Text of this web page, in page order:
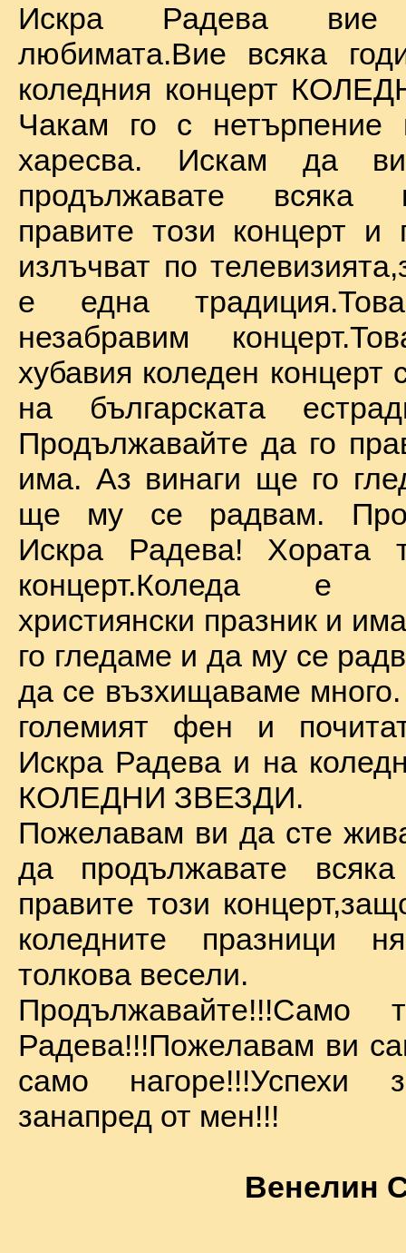
Искра Радева
любимата.Вие всяка
коледния концерт
Чакам го с
харесва. Искам да
продължавате всяка
правите този концерт и
излъчват по
е една
незабравим
хубавия коледен концерт
на българската
Продължавайте да го
има. Аз винаги ще го
ще му се радвам.
Искра Радева! Хората
концерт.Коледа е
християнски празник и
го гледаме и да му се
да се възхищаваме
големият фен и
Искра Радева и на
КОЛЕДНИ ЗВЕЗДИ.
Пожелавам ви да сте
да продължавате
правите този
коледните празници
толкова весели.
Продължавайте!!!Само
Радева!!!Пожелавам ви
само
занапред от мен!!!
Венелин